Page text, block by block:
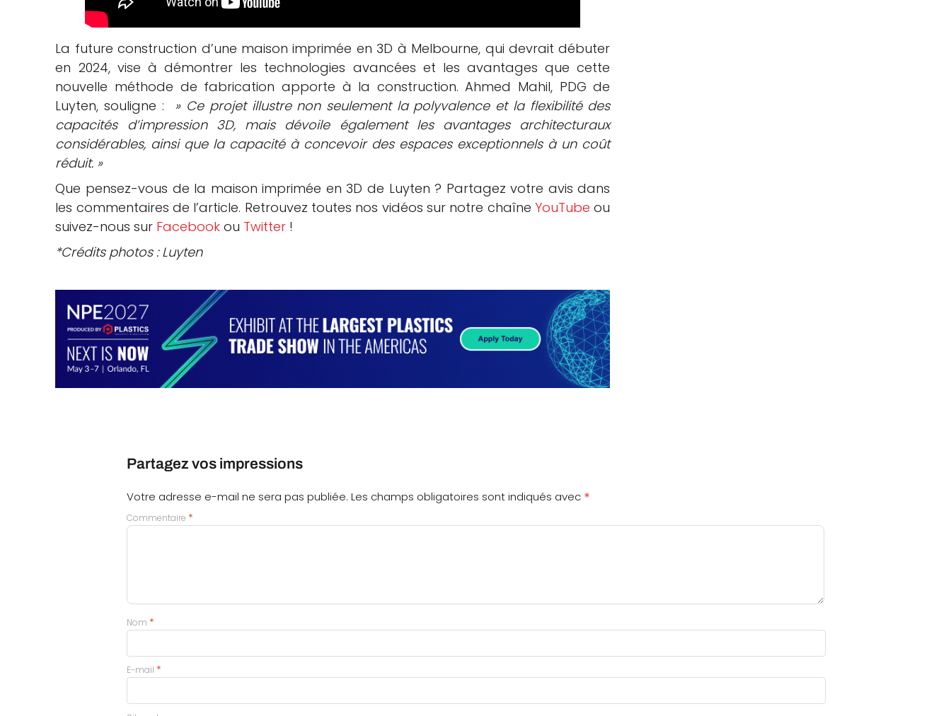
La future construction d’une maison imprimée en 3D à Melbourne, qui devrait débuter
en 2024, vise à démontrer les technologies avancées et les avantages que cette
nouvelle méthode de fabrication apporte à la construction. Ahmed Mahil, PDG de
Luyten, souligne :
» Ce projet illustre non seulement la polyvalence et la flexibilité des
capacités d’impression 3D, mais dévoile également les avantages architecturaux
considérables, ainsi que la capacité à concevoir des espaces exceptionnels à un coût
réduit. »
Que pensez-vous de la maison imprimée en 3D de Luyten ? Partagez votre avis dans
les commentaires de l’article. Retrouvez toutes nos vidéos sur notre chaîne YouTube ou
suivez-nous sur Facebook ou Twitter !
*Crédits photos : Luyten
Partagez vos impressions
Votre adresse e-mail ne sera pas publiée. Les champs obligatoires sont indiqués avec *
Commentaire *
Nom *
E-mail *